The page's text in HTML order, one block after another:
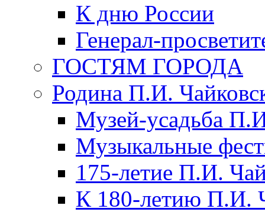
К дню России
Генерал-
ГОСТЯМ ГОРОДА
Родина П.И.
Музей-усадьба
Музыкальные
175-летие П.И.
К 180-летию П.И.